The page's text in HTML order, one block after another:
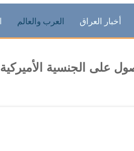
أخبار العراق العرب والعالم
على الجنسية الأميركية